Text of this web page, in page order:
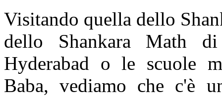
Visitando quella dello
dello Shankara Math
Hyderabad o le scuole
Baba, vediamo che c'è